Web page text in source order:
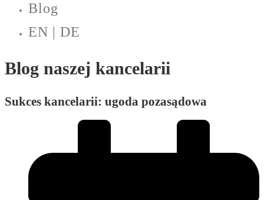
Blog
EN | DE
Blog naszej kancelarii
Sukces kancelarii: ugoda pozasądowa